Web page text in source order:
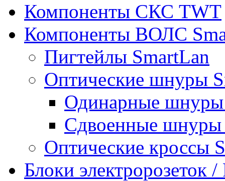
Компоненты СКС TWT
Компоненты ВОЛС
Пигтейлы SmartLan
Оптические шнуры
Одинарные
Сдвоенные шнуры
Оптические кроссы
Блоки электророзеток